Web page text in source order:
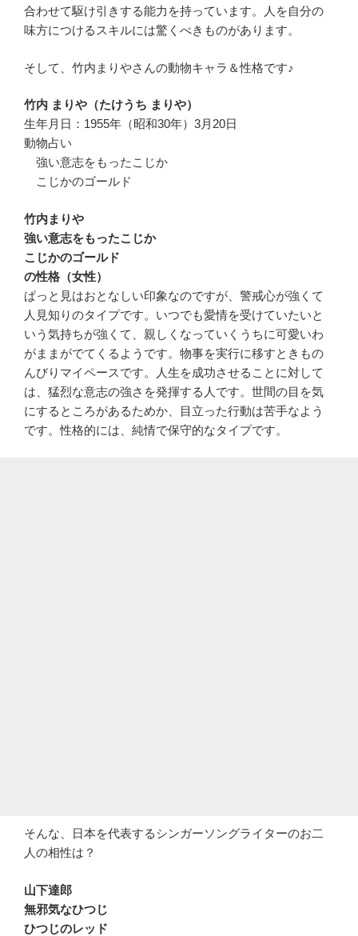
合わせて駆け引きする能力を持っています。人を自分の
味方につけるスキルには驚くべきものがあります。
そして、竹内まりやさんの動物キャラ＆性格です♪
竹内 まりや（たけうち まりや）
生年月日：1955年（昭和30年）3月20日
動物占い
強い意志をもったこじか
こじかのゴールド
竹内まりや
強い意志をもったこじか
こじかのゴールド
の性格（女性）
ぱっと見はおとなしい印象なのですが、警戒心が強くて
人見知りのタイプです。いつでも愛情を受けていたいと
いう気持ちが強くて、親しくなっていくうちに可愛いわ
がままがでてくるようです。物事を実行に移すときもの
んびりマイペースです。人生を成功させることに対して
は、猛烈な意志の強さを発揮する人です。世間の目を気
にするところがあるためか、目立った行動は苦手なよう
です。性格的には、純情で保守的なタイプです。
そんな、日本を代表するシンガーソングライターのお二
人の相性は？
山下達郎
無邪気なひつじ
ひつじのレッド